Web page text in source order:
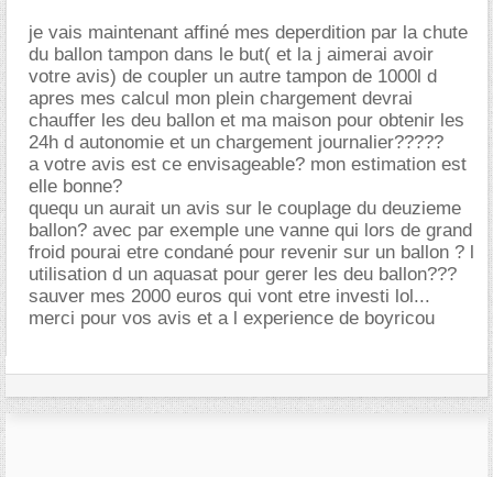
je vais maintenant affiné mes deperdition par la chute
du ballon tampon dans le but( et la j aimerai avoir
votre avis) de coupler un autre tampon de 1000l d
apres mes calcul mon plein chargement devrai
chauffer les deu ballon et ma maison pour obtenir les
24h d autonomie et un chargement journalier?????
a votre avis est ce envisageable? mon estimation est
elle bonne?
quequ un aurait un avis sur le couplage du deuzieme
ballon? avec par exemple une vanne qui lors de grand
froid pourai etre condané pour revenir sur un ballon ? l
utilisation d un aquasat pour gerer les deu ballon???
sauver mes 2000 euros qui vont etre investi lol...
merci pour vos avis et a l experience de boyricou